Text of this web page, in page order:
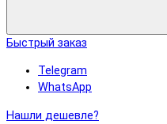
Быстрый заказ
Telegram
WhatsApp
Нашли дешевле?